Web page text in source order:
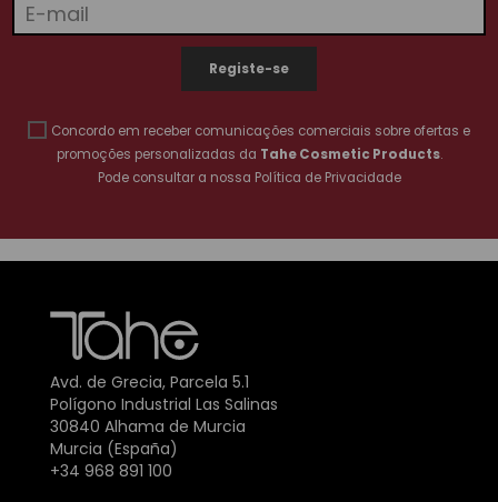
Concordo em receber comunicações comerciais sobre ofertas e
promoções personalizadas da Tahe Cosmetic Products.
Pode consultar a nossa Política de Privacidade
Avd. de Grecia, Parcela 5.1
Polígono Industrial Las Salinas
30840 Alhama de Murcia
Murcia (España)
+34 968 891 100